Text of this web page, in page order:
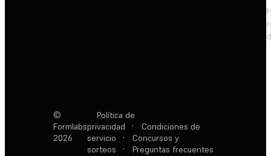
©
Formlabs
2026
Política de
privacidad
·
Condiciones de
servicio
·
Concursos y
sorteos
· Preguntas frecuentes